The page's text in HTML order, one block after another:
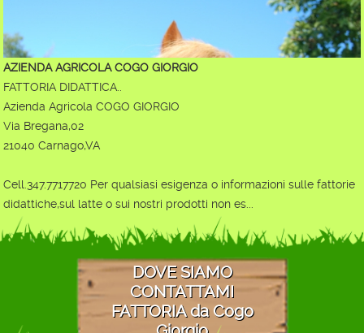
AZIENDA AGRICOLA COGO GIORGIO
FATTORIA DIDATTICA..
Azienda Agricola COGO GIORGIO
Via Bregana,02
21040 Carnago,VA
Cell.347.7717720 Per qualsiasi esigenza o informazioni sulle fattorie
didattiche,sul latte o sui nostri prodotti non es...
DOVE SIAMO
CONTATTAMI
FATTORIA da Cogo